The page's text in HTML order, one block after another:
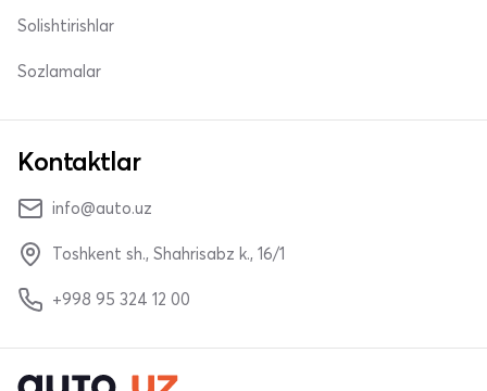
Solishtirishlar
Sozlamalar
Kontaktlar
info@auto.uz
Toshkent sh., Shahrisabz k., 16/1
+998 95 324 12 00